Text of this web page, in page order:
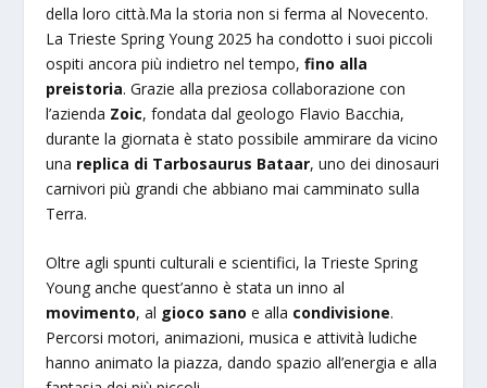
della loro città.Ma la storia non si ferma al Novecento.
La Trieste Spring Young 2025 ha condotto i suoi piccoli
ospiti ancora più indietro nel tempo,fino alla
preistoria. Grazie alla preziosa collaborazione con
l’azienda Zoic, fondata dal geologo Flavio Bacchia,
durante la giornata è stato possibile ammirare da vicino
una replica di Tarbosaurus Bataar, uno dei dinosauri
carnivori più grandi che abbiano mai camminato sulla
Terra.
Oltre agli spunti culturali e scientifici, la Trieste Spring
Young anche quest’anno è stata un inno al
movimento, al gioco sano e alla condivisione.
Percorsi motori, animazioni, musica e attività ludiche
hanno animato la piazza, dando spazio all’energia e alla